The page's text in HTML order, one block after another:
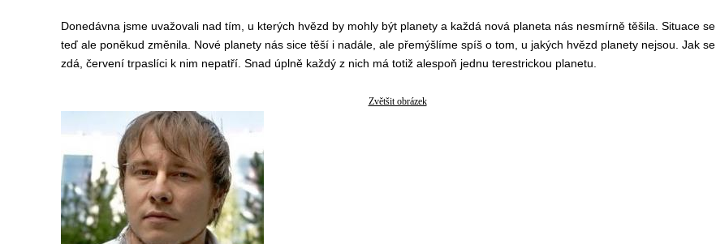
Donedávna jsme uvažovali nad tím, u kterých hvězd by mohly být planety a každá nová planeta nás nesmírně těšila. Situace se
teď ale poněkud změnila. Nové planety nás sice těší i nadále, ale přemýšlíme spíš o tom, u jakých hvězd planety nejsou. Jak se
zdá, červení trpaslíci k nim nepatří. Snad úplně každý z nich má totiž alespoň jednu terestrickou planetu.
Zvětšit obrázek